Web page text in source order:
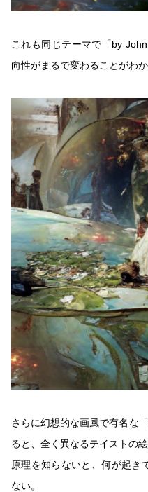
これも同じテーマで「by
向性がまるで変わることがわか
さらに幻想的な画風で有名な
ると、全く異なるテイストの絵
原理を知らないと、何が起き
ない。